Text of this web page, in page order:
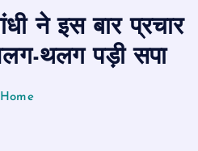
ने इस बार प्रचार
थलग पड़ी सपा
Home